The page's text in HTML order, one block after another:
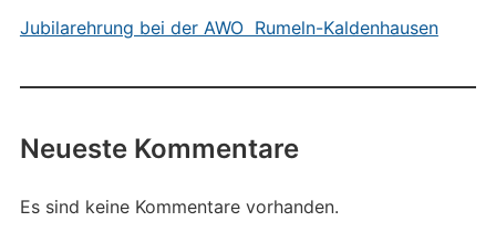
Jubilarehrung bei der AWO Rumeln-Kaldenhausen
Neueste Kommentare
Es sind keine Kommentare vorhanden.